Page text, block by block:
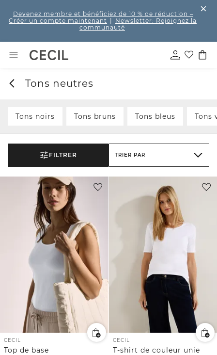
Devenez membre et bénéficiez de 10 % de réduction –
Créer un compte maintenant
Newsletter: Rejoignez la
communauté
Tons neutres
Tons noirs Tons bruns Tons bleus Tons
FILTRER TRIER PAR
CECIL
Top de base
CECIL
T-shirt de couleur unie